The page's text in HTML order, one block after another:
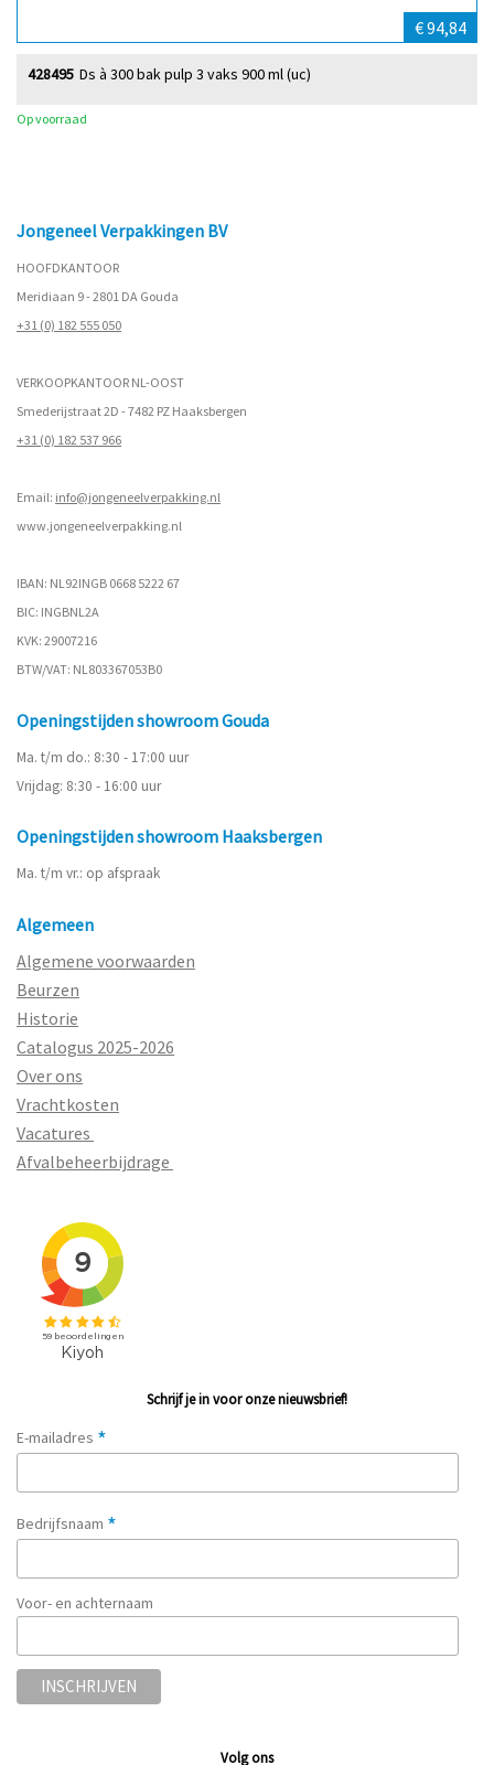
€ 94,84
Ds à 300 bak pulp 3 vaks 900 ml (uc)
428495
Op voorraad
Jongeneel Verpakkingen BV
HOOFDKANTOOR
Meridiaan 9 - 2801 DA Gouda
+31 (0) 182 555 050
VERKOOPKANTOOR NL-OOST
Smederijstraat 2D - 7482 PZ Haaksbergen
+31 (0) 182 537 966
Email: info@jongeneelverpakking.nl
www.jongeneelverpakking.nl
IBAN: NL92INGB 0668 5222 67
BIC: INGBNL2A
KVK: 29007216
BTW/VAT: NL803367053B0
Openingstijden showroom Gouda
Ma. t/m do.: 8:30 - 17:00 uur
Vrijdag: 8:30 - 16:00 uur
Openingstijden showroom Haaksbergen
Ma. t/m vr.: op afspraak
Algemeen
Algemene voorwaarden
Beurzen
Historie
Catalogus 2025-2026
Over ons
Vrachtkosten
Vacatures
Afvalbeheerbijdrage
Schrijf je in voor onze nieuwsbrief!
E-mailadres *
Bedrijfsnaam *
Voor- en achternaam
Volg ons